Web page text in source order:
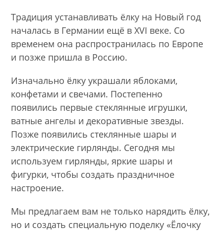
Традиция устанавливать ёлку на Новый год
началась в Германии ещё в XVI веке. Со
временем она распространилась по Европе
и позже пришла в Россию.
Изначально ёлку украшали яблоками,
конфетами и свечами. Постепенно
появились первые стеклянные игрушки,
ватные ангелы и декоративные звезды.
Позже появились стеклянные шары и
электрические гирлянды. Сегодня мы
используем гирлянды, яркие шары и
фигурки, чтобы создать праздничное
настроение.
Мы предлагаем вам не только нарядить ёлку,
но и создать специальную поделку «Ёлочку